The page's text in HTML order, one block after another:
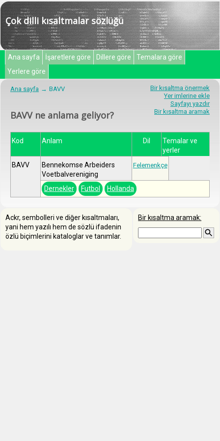
Çok dilli kısaltmalar sözlüğü
Ana sayfa İşaretlere göre Dillere göre
Temalara göre
Yerlere göre
Bir kısaltma önermek
Yer imlerine ekle
Sayfayı yazdır
Bir kısaltma aramak
Ana sayfa BAVV
BAVV ne anlama geliyor?
Kod Anlam Dil
Temalar ve
yerler
BAVV
Bennekomse Arbeiders
Voetbalvereniging
Felemenkçe
Dernekler Futbol Hollanda
Bir kısaltma aramak:
Ackr, sembolleri ve diğer kısaltmaları,
yani hem yazılı hem de sözlü ifadenin
özlü biçimlerini kataloglar ve tanımlar.